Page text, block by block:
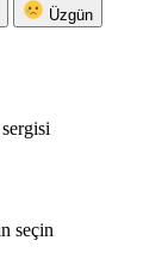
Üzgün
seçin